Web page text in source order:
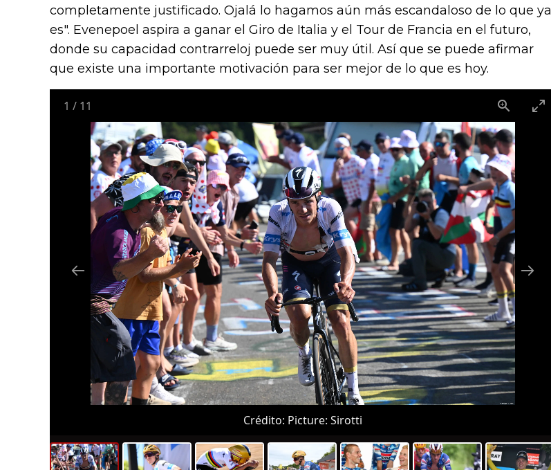
completamente justificado. Ojalá lo hagamos aún más escandaloso de lo que ya
es". Evenepoel aspira a ganar el Giro de Italia y el Tour de Francia en el futuro,
donde su capacidad contrarreloj puede ser muy útil. Así que se puede afirmar
que existe una importante motivación para ser mejor de lo que es hoy.
1 / 11
Crédito: Picture: Sirotti